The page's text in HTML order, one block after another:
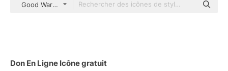
Good Ware Lineal
Don En Ligne Icône gratuit